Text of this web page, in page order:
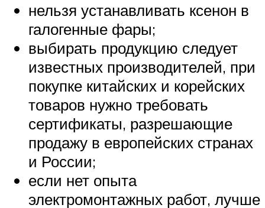
нельзя устанавливать ксенон в
галогенные фары;
выбирать продукцию следует
известных производителей, при
покупке китайских и корейских
товаров нужно требовать
сертификаты, разрешающие
продажу в европейских странах
и России;
если нет опыта
электромонтажных работ, лучше